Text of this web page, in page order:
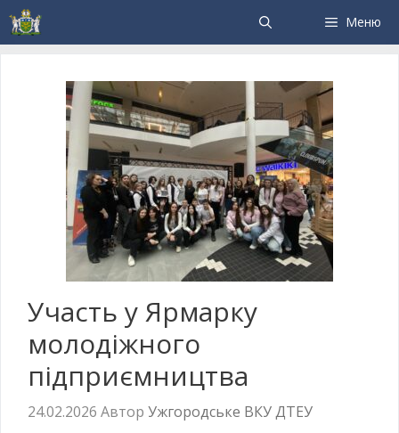
Меню
Участь у Ярмарку
молодіжного
підприємництва
24.02.2026 Автор Ужгородське ВКУ ДТЕУ